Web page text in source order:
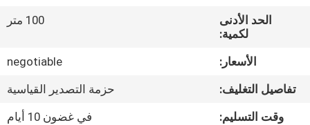
مراقبة
الجودة
الحد الأدنى
لكمية:
100 متر
الأسعار:
negotiable
تفاصيل التغليف:
حزمة التصدير القياسية
وقت التسليم:
في غضون 10 أيام